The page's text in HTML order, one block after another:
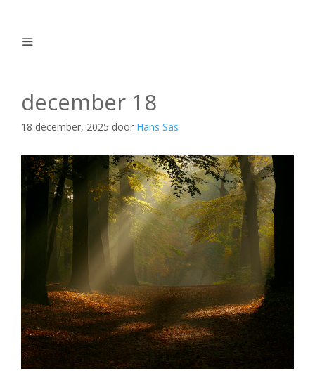
december 18
18 december, 2025 door Hans Sas